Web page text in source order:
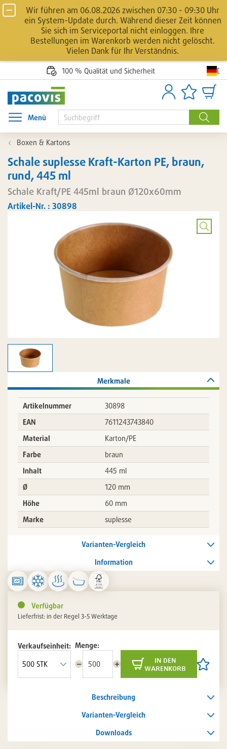
Wir führen am 06.08.2026 zwischen 07:30 - 09:30 Uhr
ein System-Update durch. Während dieser Zeit können
Sie sich im Serviceportal nicht einloggen. Ihre
Bestellungen im Warenkorb werden nicht gelöscht.
Vielen Dank für Ihr Verständnis.
100 % Qualität und Sicherheit
Suche
AnmeldenArtikellisten
Menü
Menü öffnen
Boxen & Kartons
Schale suplesse Kraft-Karton PE, braun,
rund, 445 ml
Schale Kraft/PE 445ml braun Ø120x60mm
Artikel-Nr. : 30898
Bild
Merkmale
Artikelnummer
30898
EAN
7611243743840
Material
Karton/PE
Farbe
braun
Inhalt
445 ml
Ø
120 mm
Höhe
60 mm
Marke
suplesse
Varianten-Vergleich
Information
Verfügbar
Lieferfrist: in der Regel 3-5 Werktage
Verkaufseinheit: Menge:
Menge
Menge
in den
warenkorb
Artikel
setzen
Beschreibung
Varianten-Vergleich
Downloads